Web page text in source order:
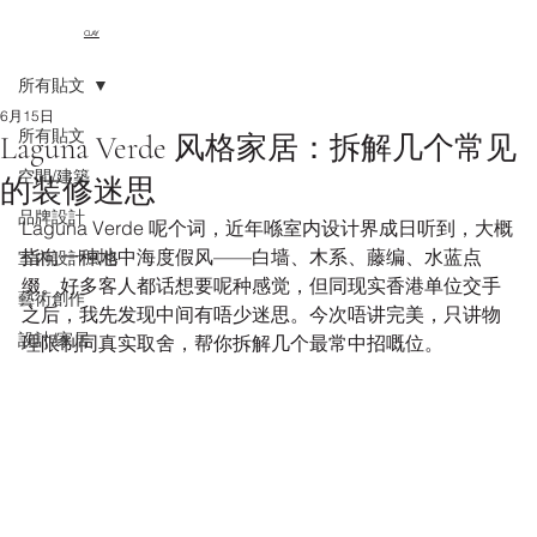
CLAY
所有貼文
空間/建築
品牌設計
室內設計風格
藝術創作
設計/家居
所有貼文
Laguna Verde 风格家居：拆解几个常见
的装修迷思
6月15日
Laguna Verde 呢个词，近年喺室内设计界成日听到，大概
指向一种地中海度假风——白墙、木系、藤编、水蓝点
缀。好多客人都话想要呢种感觉，但同现实香港单位交手
之后，我先发现中间有唔少迷思。今次唔讲完美，只讲物
理限制同真实取舍，帮你拆解几个最常中招嘅位。